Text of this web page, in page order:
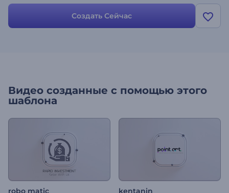
Создать Сейчас
Видео созданные с помощью этого
шаблона
robo matic kentanin